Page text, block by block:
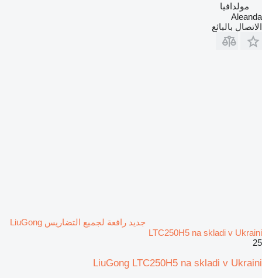
مولدافيا
Aleanda
الاتصال بالبائع
جديد رافعة لجميع التضاريس LiuGong
LTC250H5 na skladi v Ukraini
25
LiuGong LTC250H5 na skladi v Ukraini